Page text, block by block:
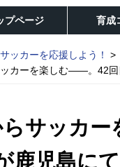
プページ 育成
ッカーを応援しよう！
カーを楽しむ――。42回
らサッカ
鹿児島に